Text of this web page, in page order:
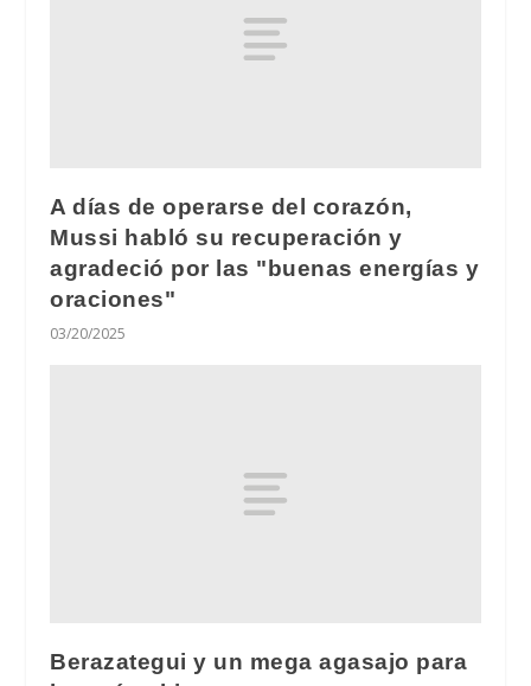
A días de operarse del corazón,
Mussi habló su recuperación y
agradeció por las "buenas energías y
oraciones"
03/20/2025
Berazategui y un mega agasajo para